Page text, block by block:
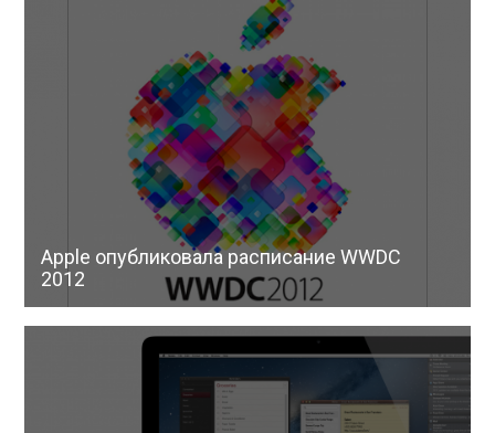
Apple опубликовала расписание WWDC
2012